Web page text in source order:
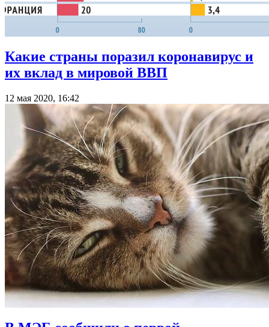
Какие страны поразил коронавирус и
их вклад в мировой ВВП
12 мая 2020, 16:42